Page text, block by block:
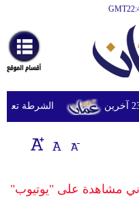
أخبارعاجلة
رياضة
ثقافة
إقتصاد
وموسيقى
الشرطة تعتقل
مشاهدة على "يوتيوب"